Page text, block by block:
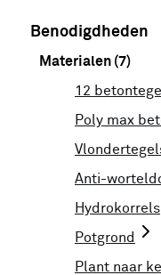
Benodigdheden
Materialen (7)
12
Poly max
Anti-
Hydrokorrels
Potgrond
Plant naar